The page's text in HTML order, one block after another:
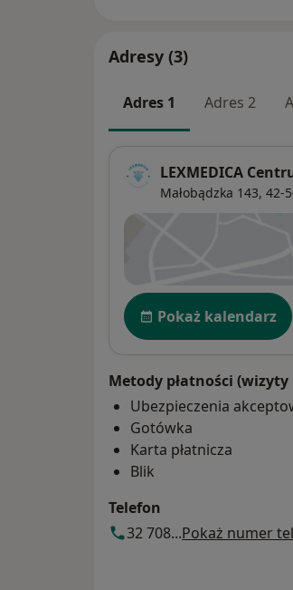
Adresy (3)
Adres 1 Adres 2
LEXMEDICA
Małobądzka 143, 42-
Dostępność
Pokaż kalendarz
Metody płatności
Ubezpieczenia
Gotówka
Karta płatnicza
Blik
Telefon
32 708...Pokaż numer